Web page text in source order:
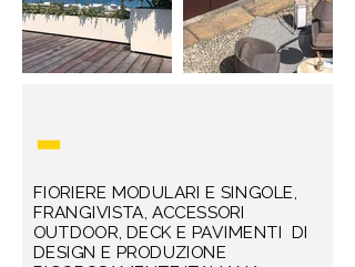
-
FIORIERE MODULARI E SINGOLE,
FRANGIVISTA, ACCESSORI
OUTDOOR, DECK E PAVIMENTI DI
DESIGN E PRODUZIONE